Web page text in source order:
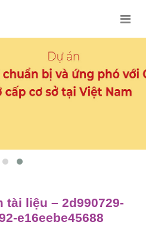
liệu – 2d990729-
e16eebe45688